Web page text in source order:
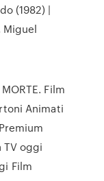
(1982) |
Miguel
Film
Animati
TV oggi
Film